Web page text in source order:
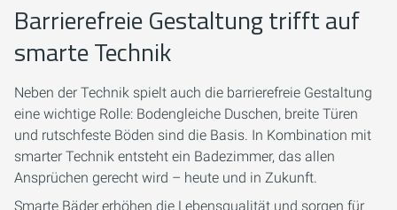
Barrierefreie Gestaltung trifft auf
smarte Technik
Neben der Technik spielt auch die barrierefreie Gestaltung
eine wichtige Rolle: Bodengleiche Duschen, breite Türen
und rutschfeste Böden sind die Basis. In Kombination mit
smarter Technik entsteht ein Badezimmer, das allen
Ansprüchen gerecht wird – heute und in Zukunft.
Smarte Bäder erhöhen die Lebensqualität und sorgen für